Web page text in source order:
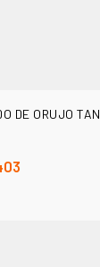
AÑADIR AL
DE ORUJO